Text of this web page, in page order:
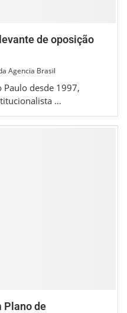
de oposição
Agencia Brasil
Paulo desde 1997,
…
Plano de